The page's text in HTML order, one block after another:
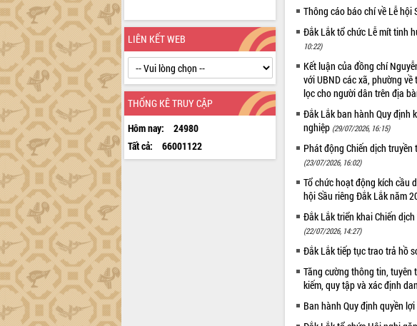
LIÊN KẾT WEB
THỐNG KÊ TRUY CẬP
Hôm nay:
24980
Tất cả:
66001122
Thông cáo báo chí về Lễ
Đắk Lắk tổ chức Lễ mít tinh
10:22)
Kết luận của đồng chí
với UBND các xã, phường
lọc cho người dân trên địa
Đắk Lắk ban hành Quy định
nghiệp (29/07/2026, 16:15)
Phát động Chiến dịch
(23/07/2026, 16:02)
Tổ chức hoạt động kích cầu
hội Sầu riêng Đắk Lắk năm
Đắk Lắk triển khai Chiến
(22/07/2026, 14:27)
Đắk Lắk tiếp tục trao trả hồ
Tăng cường thông tin, tuyên
kiếm, quy tập và xác định
Ban hành Quy định quyền